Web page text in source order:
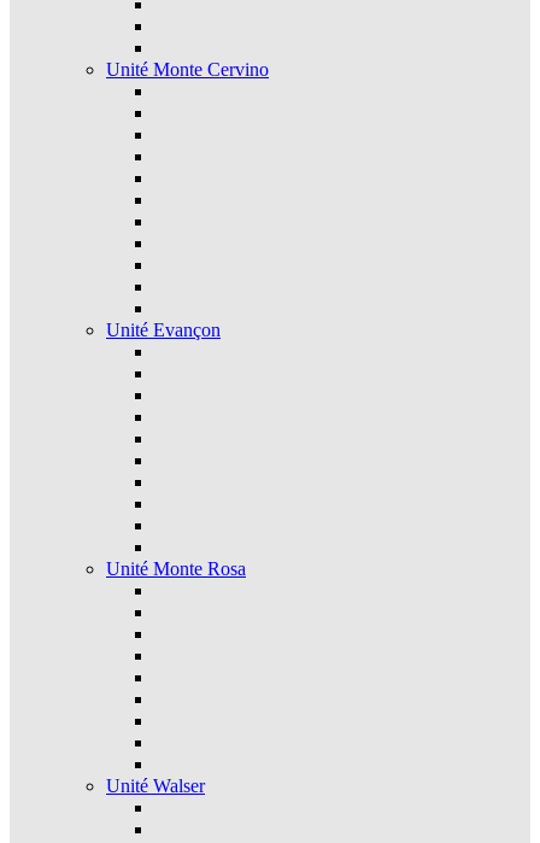
Unité Monte Cervino
Unité Evançon
Unité Monte Rosa
Unité Walser